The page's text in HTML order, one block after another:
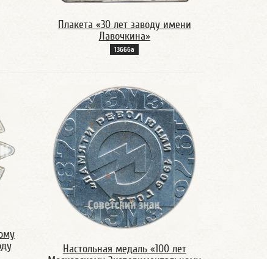
Плакета «30 лет заводу имени
Лавочкина»
13666а
Настольная медаль «100 лет